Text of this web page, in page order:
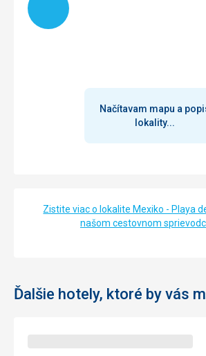
Načítavam mapu a
lokality...
Zistite viac o lokalite Mexiko - Playa
našom cestovnom
Ďalšie hotely, ktoré by vás